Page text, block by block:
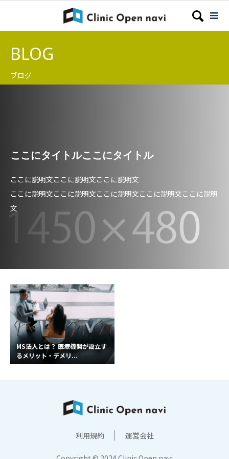
BLOG
ブログ
ここにタイトルここにタイトル
ここに説明文ここに説明文ここに説明文
ここに説明文ここに説明文ここに説明文ここに説明文ここに説明
文
MS法人とは？ 医療機関が設立す
るメリット・デメリ...
利用規約 運営会社